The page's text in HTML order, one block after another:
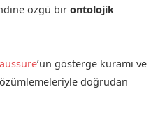
özgü bir ontolojik
’ün gösterge kuramı ve
doğrudan